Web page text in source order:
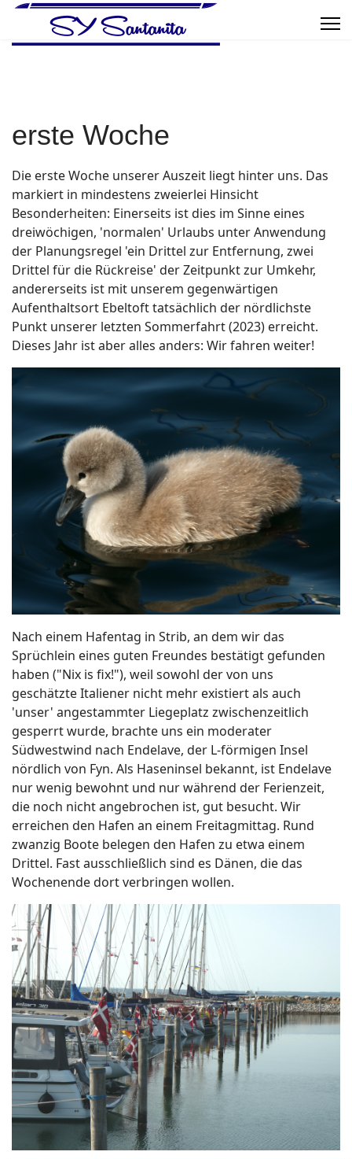
erste Woche
Die erste Woche unserer Auszeit liegt hinter uns. Das
markiert in mindestens zweierlei Hinsicht
Besonderheiten: Einerseits ist dies im Sinne eines
dreiwöchigen, 'normalen' Urlaubs unter Anwendung
der Planungsregel 'ein Drittel zur Entfernung, zwei
Drittel für die Rückreise' der Zeitpunkt zur Umkehr,
andererseits ist mit unserem gegenwärtigen
Aufenthaltsort Ebeltoft tatsächlich der nördlichste
Punkt unserer letzten Sommerfahrt (2023) erreicht.
Dieses Jahr ist aber alles anders: Wir fahren weiter!
Nach einem Hafentag in Strib, an dem wir das
Sprüchlein eines guten Freundes bestätigt gefunden
haben ("Nix is fix!"), weil sowohl der von uns
geschätzte Italiener nicht mehr existiert als auch
'unser' angestammter Liegeplatz zwischenzeitlich
gesperrt wurde, brachte uns ein moderater
Südwestwind nach Endelave, der L-förmigen Insel
nördlich von Fyn. Als Haseninsel bekannt, ist Endelave
nur wenig bewohnt und nur während der Ferienzeit,
die noch nicht angebrochen ist, gut besucht. Wir
erreichen den Hafen an einem Freitagmittag. Rund
zwanzig Boote belegen den Hafen zu etwa einem
Drittel. Fast ausschließlich sind es Dänen, die das
Wochenende dort verbringen wollen.